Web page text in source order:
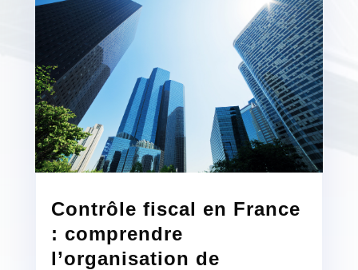
Contrôle fiscal en France
: comprendre
l’organisation de